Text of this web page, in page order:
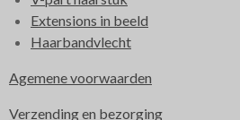
Extensions in beeld
Haarbandvlecht
Agemene voorwaarden
Verzending en bezorging